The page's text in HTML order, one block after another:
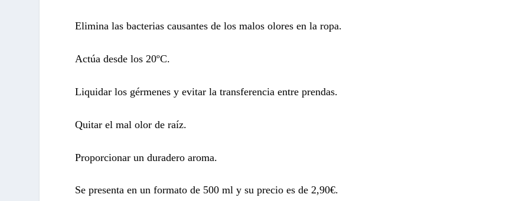
Elimina las bacterias causantes de los malos olores en la ropa.
Actúa desde los 20ºC.
Liquidar los gérmenes y evitar la transferencia entre prendas.
Quitar el mal olor de raíz.
Proporcionar un duradero aroma.
Se presenta en un formato de 500 ml y su precio es de 2,90€.